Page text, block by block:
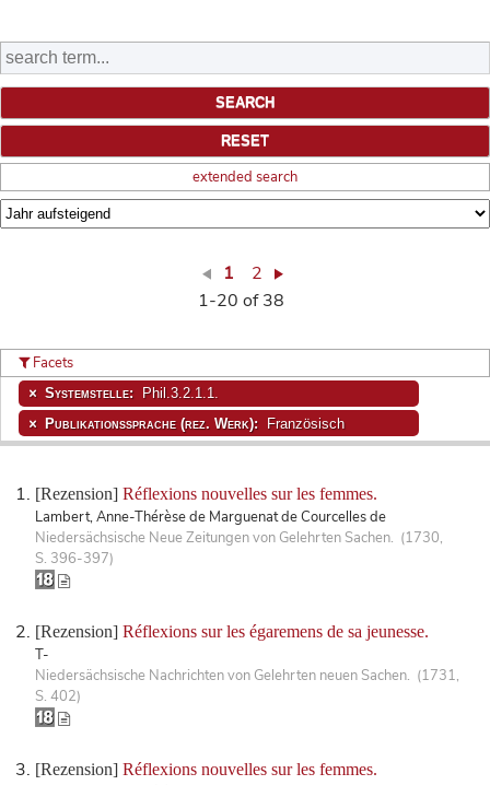
extended search
1
2
1-20 of 38
[Rezension] Réflexions nouvelles sur les femmes.
Lambert, Anne-Thérèse de Marguenat de Courcelles de
Niedersächsische Neue Zeitungen von Gelehrten Sachen. (1730,
S. 396-397)
[Rezension] Réflexions sur les égaremens de sa jeunesse.
T-
Niedersächsische Nachrichten von Gelehrten neuen Sachen. (1731,
S. 402)
[Rezension] Réflexions nouvelles sur les femmes.
Facets
Systemstelle: Phil.3.2.1.1.
Publikationssprache (rez. Werk): Französisch